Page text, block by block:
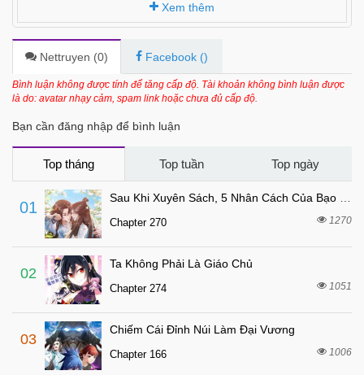
Chapter 12 3 tháng trước
Chapter 11 3 tháng trước
Chapter 10 4 tháng trước
5 tháng trước
Chapter 7 5 tháng trước
Chapter 6
Chapter 5
Chapter 4
Chapter 3 7 tháng trước
Chapter 2
Chapter 1
Xem thêm
Nettruyen (0) Facebook ()
Bình luận không được tính để tăng cấp độ. Tài khoản không bình luận được
là do: avatar nhạy cảm, spam link hoặc chưa đủ cấp độ.
Bạn cần đăng nhập để bình luận
Top tháng Top tuần Top ngày
01
Chapter 270 1270
02
Ta Không Phải Là Giáo Chủ
Chapter 274 1051
03
Chiếm Cái Đỉnh Núi Làm Đại Vương
Chapter 166 1006